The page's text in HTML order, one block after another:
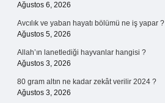
Ağustos 6, 2026
Avcılık ve yaban hayatı bölümü ne iş yapar ?
Ağustos 5, 2026
Allah’ın lanetlediği hayvanlar hangisi ?
Ağustos 3, 2026
80 gram altın ne kadar zekât verilir 2024 ?
Ağustos 3, 2026